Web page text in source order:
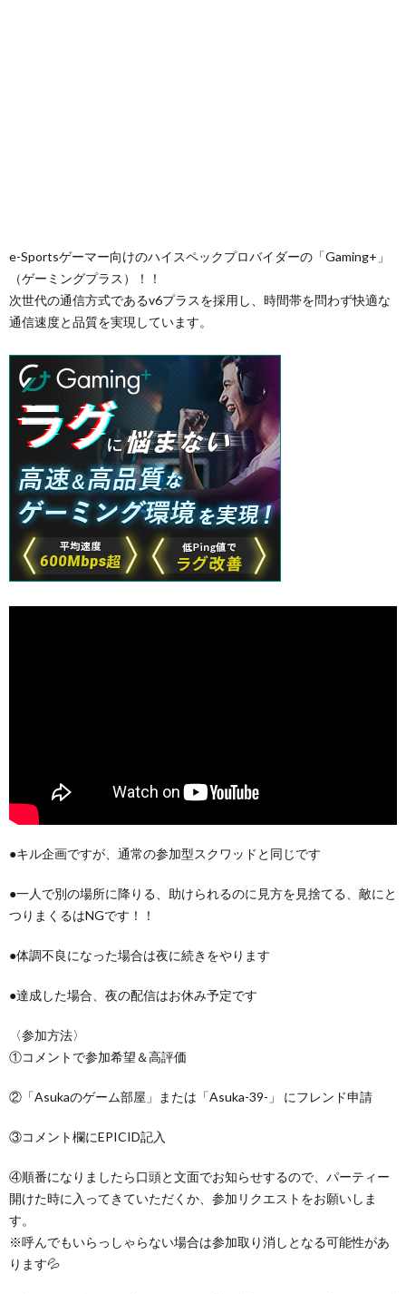
e-Sportsゲーマー向けのハイスペックプロバイダーの「Gaming+」
（ゲーミングプラス）！！
次世代の通信方式であるv6プラスを採用し、時間帯を問わず快適な
通信速度と品質を実現しています。
●キル企画ですが、通常の参加型スクワッドと同じです
●一人で別の場所に降りる、助けられるのに見方を見捨てる、敵にと
つりまくるはNGです！！
●体調不良になった場合は夜に続きをやります
●達成した場合、夜の配信はお休み予定です
〈参加方法〉
①コメントで参加希望＆高評価
②「Asukaのゲーム部屋」または「Asuka-39-」 にフレンド申請
③コメント欄にEPICID記入
④順番になりましたら口頭と文面でお知らせするので、パーティー
開けた時に入ってきていただくか、参加リクエストをお願いしま
す。
※呼んでもいらっしゃらない場合は参加取り消しとなる可能性があ
ります💦